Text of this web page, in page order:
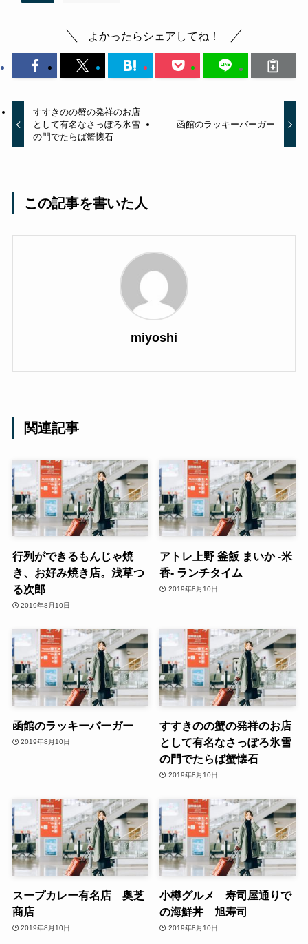
よかったらシェアしてね！
すすきのの蟹の発祥のお店
として有名なさっぽろ氷雪
の門でたらば蟹懐石
函館のラッキーバーガー
この記事を書いた人
miyoshi
関連記事
行列ができるもんじゃ焼
き、お好み焼き店。浅草つ
る次郎
2019年8月10日
アトレ上野 釜飯 まいか -米
香- ランチタイム
2019年8月10日
函館のラッキーバーガー
2019年8月10日
すすきのの蟹の発祥のお店
として有名なさっぽろ氷雪
の門でたらば蟹懐石
2019年8月10日
スープカレー有名店 奥芝
商店
2019年8月10日
小樽グルメ 寿司屋通りで
の海鮮丼 旭寿司
2019年8月10日